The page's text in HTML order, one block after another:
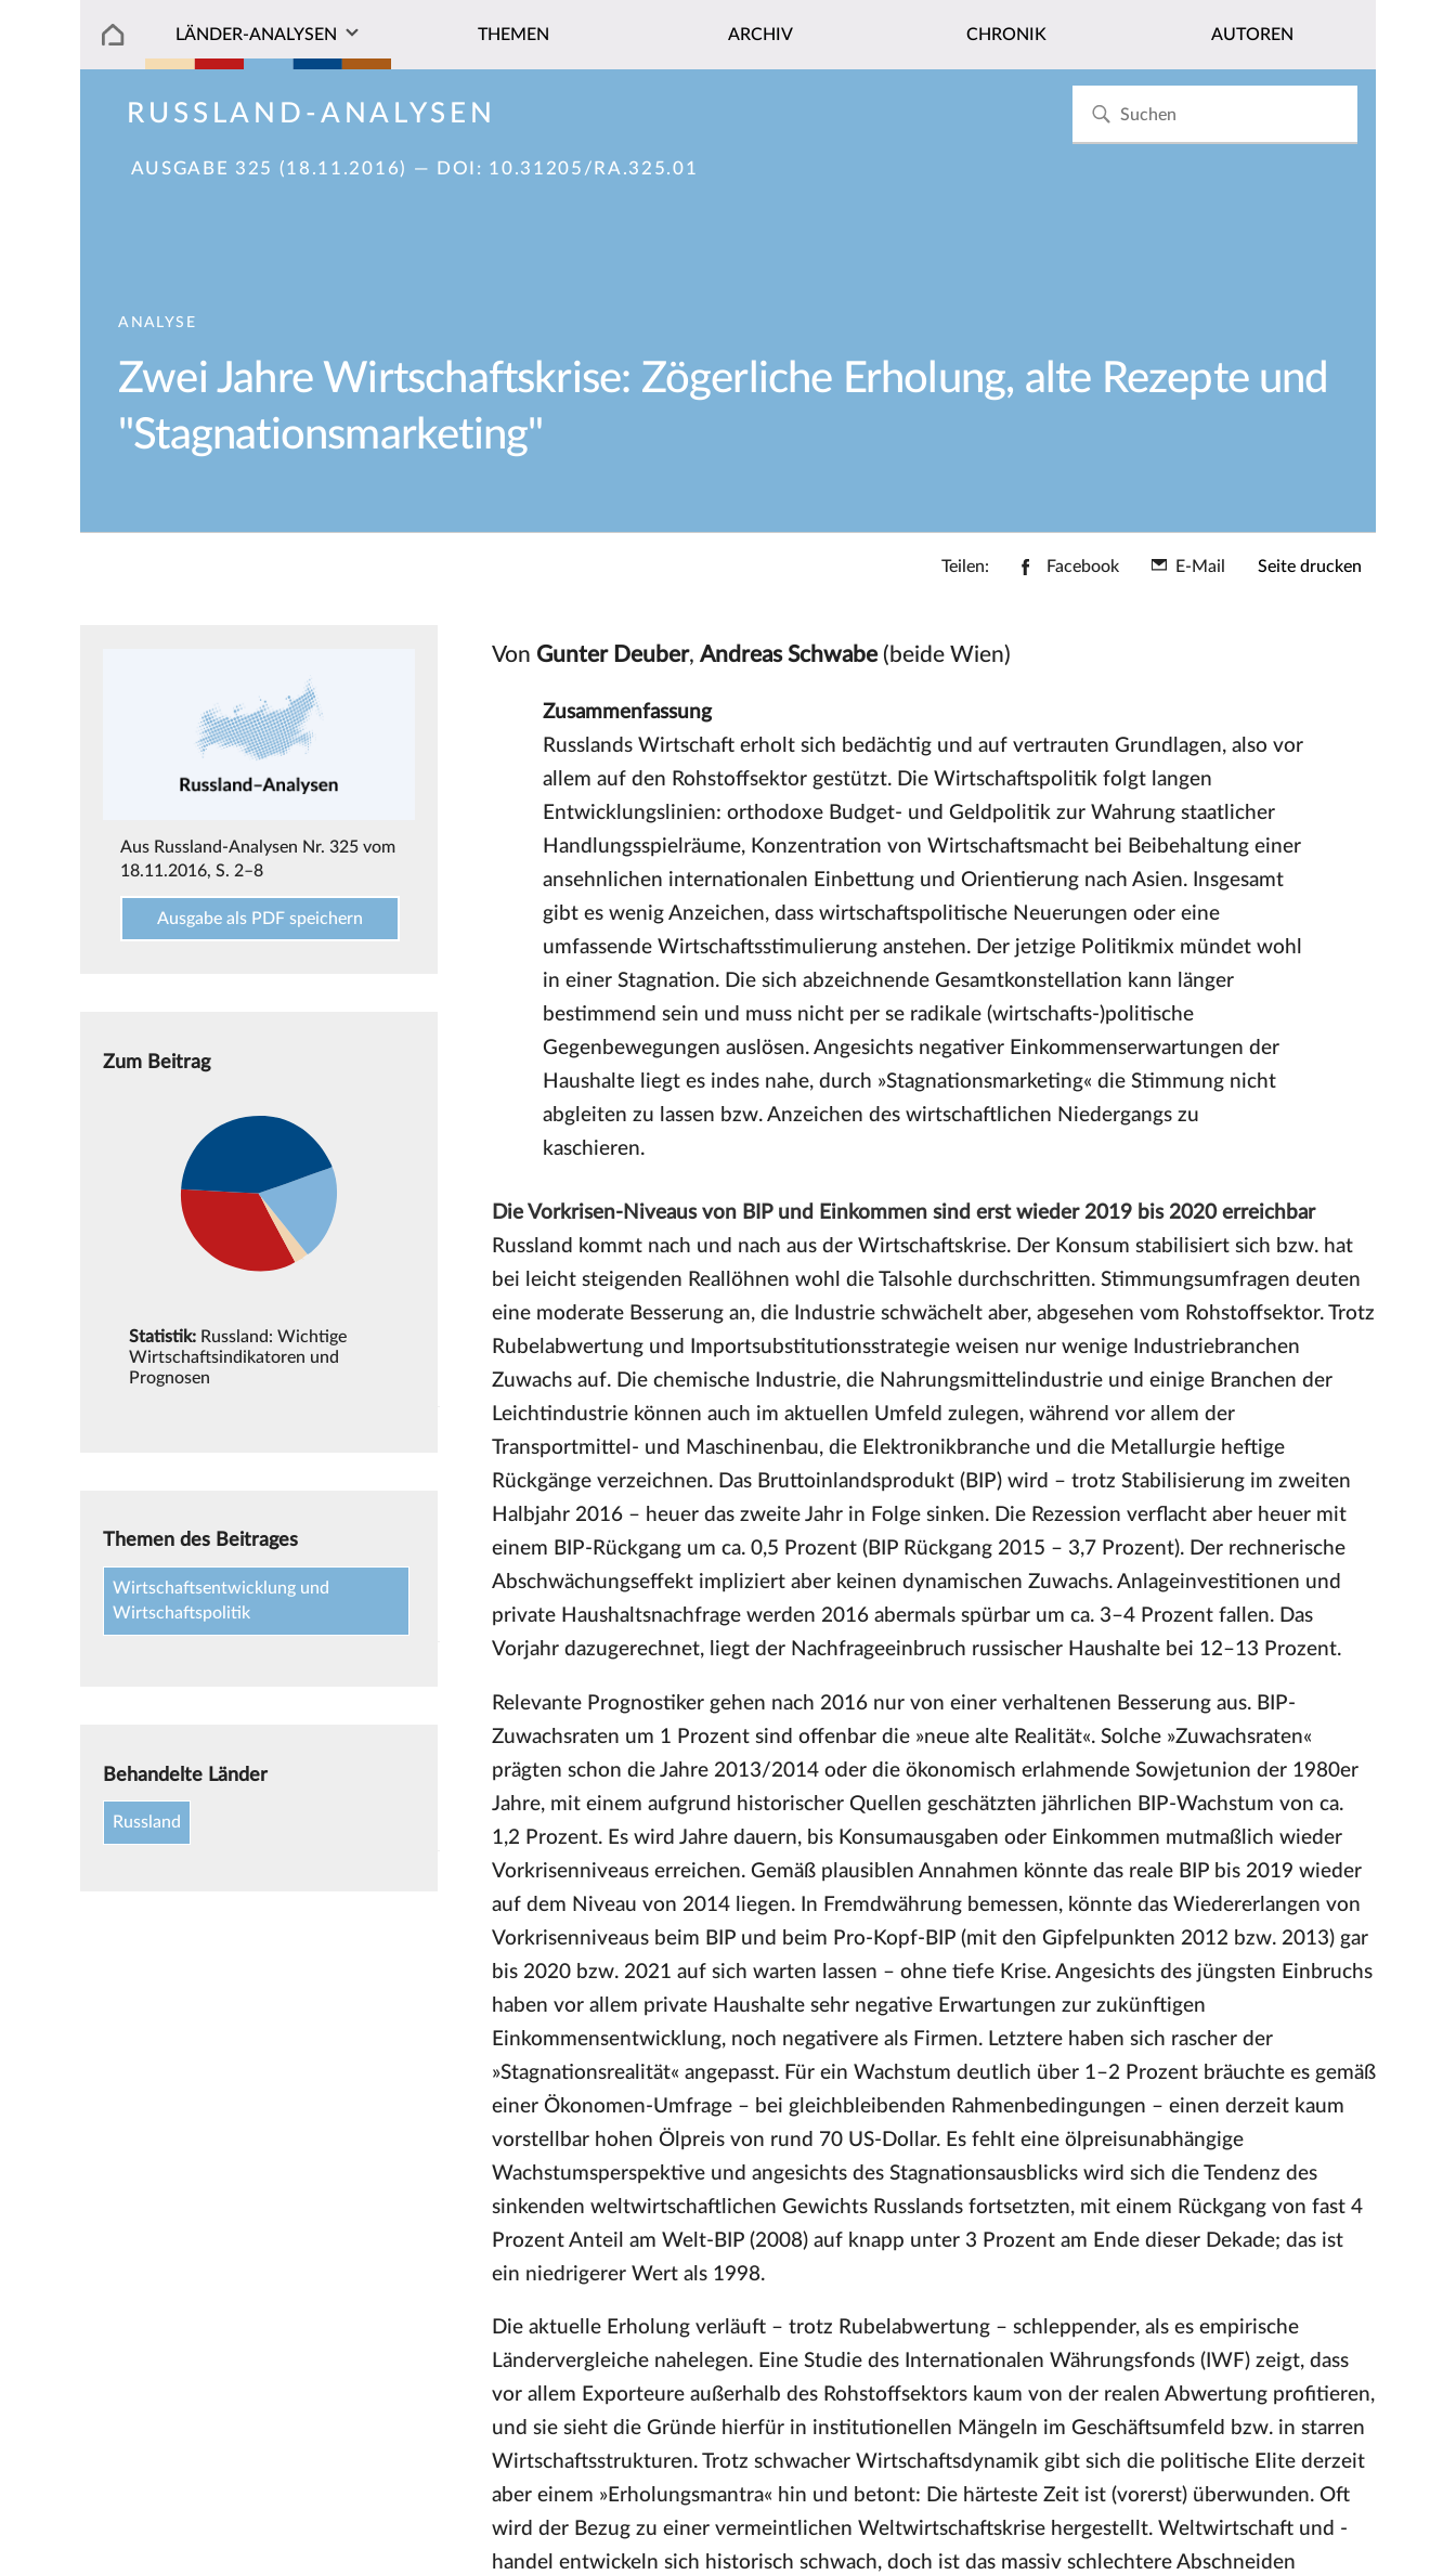
LÄNDER-ANALYSEN THEMEN ARCHIV CHRONIK AUTOREN
RUSSLAND-ANALYSEN
AUSGABE 325 (18.11.2016) — DOI: 10.31205/RA.325.01
ANALYSE
Zwei Jahre Wirtschaftskrise: Zögerliche Erholung, alte Rezepte und
"Stagnationsmarketing"
Teilen: Facebook E-Mail Seite drucken
Aus Russland-Analysen Nr. 325 vom
18.11.2016, S. 2–8
Ausgabe als PDF speichern
Zum Beitrag
Statistik: Russland: Wichtige
Wirtschaftsindikatoren und
Prognosen
Themen des Beitrages
Wirtschaftsentwicklung und
Wirtschaftspolitik
Behandelte Länder
Russland
Von Gunter Deuber,Andreas Schwabe(beide Wien)
Zusammenfassung
Russlands Wirtschaft erholt sich bedächtig und auf vertrauten Grundlagen, also vor
allem auf den Rohstoffsektor gestützt. Die Wirtschaftspolitik folgt langen
Entwicklungslinien: orthodoxe Budget- und Geldpolitik zur Wahrung staatlicher
Handlungsspielräume, Konzentration von Wirtschaftsmacht bei Beibehaltung einer
ansehnlichen internationalen Einbettung und Orientierung nach Asien. Insgesamt
gibt es wenig Anzeichen, dass wirtschaftspolitische Neuerungen oder eine
umfassende Wirtschaftsstimulierung anstehen. Der jetzige Politikmix mündet wohl
in einer Stagnation. Die sich abzeichnende Gesamtkonstellation kann länger
bestimmend sein und muss nicht per se radikale (wirtschafts-)politische
Gegenbewegungen auslösen. Angesichts negativer Einkommenserwartungen der
Haushalte liegt es indes nahe, durch »Stagnationsmarketing« die Stimmung nicht
abgleiten zu lassen bzw. Anzeichen des wirtschaftlichen Niedergangs zu
kaschieren.
Die Vorkrisen-Niveaus von BIP und Einkommen sind erst wieder 2019 bis 2020 erreichbar
Russland kommt nach und nach aus der Wirtschaftskrise. Der Konsum stabilisiert sich bzw. hat
bei leicht steigenden Reallöhnen wohl die Talsohle durchschritten. Stimmungsumfragen deuten
eine moderate Besserung an, die Industrie schwächelt aber, abgesehen vom Rohstoffsektor. Trotz
Rubelabwertung und Importsubstitutionsstrategie weisen nur wenige Industriebranchen
Zuwachs auf. Die chemische Industrie, die Nahrungsmittelindustrie und einige Branchen der
Leichtindustrie können auch im aktuellen Umfeld zulegen, während vor allem der
Transportmittel- und Maschinenbau, die Elektronikbranche und die Metallurgie heftige
Rückgänge verzeichnen. Das Bruttoinlandsprodukt (BIP) wird – trotz Stabilisierung im zweiten
Halbjahr 2016 – heuer das zweite Jahr in Folge sinken. Die Rezession verflacht aber heuer mit
einem BIP-Rückgang um ca. 0,5 Prozent (BIP Rückgang 2015 – 3,7 Prozent). Der rechnerische
Abschwächungseffekt impliziert aber keinen dynamischen Zuwachs. Anlageinvestitionen und
private Haushaltsnachfrage werden 2016 abermals spürbar um ca. 3–4 Prozent fallen. Das
Vorjahr dazugerechnet, liegt der Nachfrageeinbruch russischer Haushalte bei 12–13 Prozent.
Relevante Prognostiker gehen nach 2016 nur von einer verhaltenen Besserung aus. BIP-
Zuwachsraten um 1 Prozent sind offenbar die »neue alte Realität«. Solche »Zuwachsraten«
prägten schon die Jahre 2013/2014 oder die ökonomisch erlahmende Sowjetunion der 1980er
Jahre, mit einem aufgrund historischer Quellen geschätzten jährlichen BIP-Wachstum von ca.
1,2 Prozent. Es wird Jahre dauern, bis Konsumausgaben oder Einkommen mutmaßlich wieder
Vorkrisenniveaus erreichen. Gemäß plausiblen Annahmen könnte das reale BIP bis 2019 wieder
auf dem Niveau von 2014 liegen. In Fremdwährung bemessen, könnte das Wiedererlangen von
Vorkrisenniveaus beim BIP und beim Pro-Kopf-BIP (mit den Gipfelpunkten 2012 bzw. 2013) gar
bis 2020 bzw. 2021 auf sich warten lassen – ohne tiefe Krise. Angesichts des jüngsten Einbruchs
haben vor allem private Haushalte sehr negative Erwartungen zur zukünftigen
Einkommensentwicklung, noch negativere als Firmen. Letztere haben sich rascher der
»Stagnationsrealität« angepasst. Für ein Wachstum deutlich über 1–2 Prozent bräuchte es gemäß
einer Ökonomen-Umfrage – bei gleichbleibenden Rahmenbedingungen – einen derzeit kaum
vorstellbar hohen Ölpreis von rund 70 US-Dollar. Es fehlt eine ölpreisunabhängige
Wachstumsperspektive und angesichts des Stagnationsausblicks wird sich die Tendenz des
sinkenden weltwirtschaftlichen Gewichts Russlands fortsetzten, mit einem Rückgang von fast 4
Prozent Anteil am Welt-BIP (2008) auf knapp unter 3 Prozent am Ende dieser Dekade; das ist
ein niedrigerer Wert als 1998.
Die aktuelle Erholung verläuft – trotz Rubelabwertung – schleppender, als es empirische
Ländervergleiche nahelegen. Eine Studie des Internationalen Währungsfonds (IWF) zeigt, dass
vor allem Exporteure außerhalb des Rohstoffsektors kaum von der realen Abwertung profitieren,
und sie sieht die Gründe hierfür in institutionellen Mängeln im Geschäftsumfeld bzw. in starren
Wirtschaftsstrukturen. Trotz schwacher Wirtschaftsdynamik gibt sich die politische Elite derzeit
aber einem »Erholungsmantra« hin und betont: Die härteste Zeit ist (vorerst) überwunden. Oft
wird der Bezug zu einer vermeintlichen Weltwirtschaftskrise hergestellt. Weltwirtschaft und -
handel entwickeln sich historisch schwach, doch ist das massiv schlechtere Abschneiden